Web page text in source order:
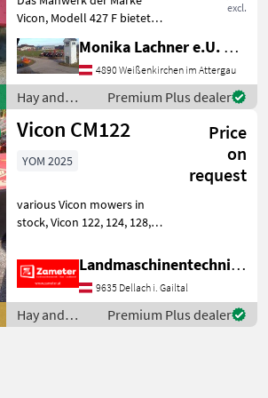
excl.
Vicon, Modell 427 F bietet
eine solide und
zuverlässige Lösung für
landwirtschaftliche
Arbeiten. Mit ca. 500
Betriebsstunden ist das
Gerät verg
Monika Lachner e.U. Maschinenhandel
4890 Weißenkirchen im Attergau
Hay and
forage
equipment /
Premium Plus dealer
Vicon CM122
Price
on
request
YOM 2025
various Vicon mowers in
stock, Vicon 122, 124, 128,
equipment Disc mowers
Landmaschinentechnik Zameter Petra
9635 Dellach i. Gailtal
Hay and
forage
Premium Plus dealer